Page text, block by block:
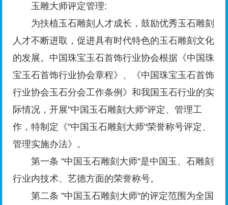
玉雕大师评定管理:
为扶植玉石雕刻人才成长，鼓励优秀玉石雕刻
人才不断进取，促进具有时代特色的玉石雕刻文化
的发展。中国珠宝玉石首饰行业协会根据《中国珠
宝玉石首饰行业协会章程》、《中国珠宝玉石首饰
行业协会玉石分会工作条例》和我国玉石行业的实
际情况，开展"中国玉石雕刻大师"评定、管理工
作，特制定《"中国玉石雕刻大师"荣誉称号评定、
管理实施办法》。
第一条 "中国玉石雕刻大师"是中国玉、石雕刻
行业内技术、艺德方面的荣誉称号。
第二条 "中国玉石雕刻大师"的评定范围为全国